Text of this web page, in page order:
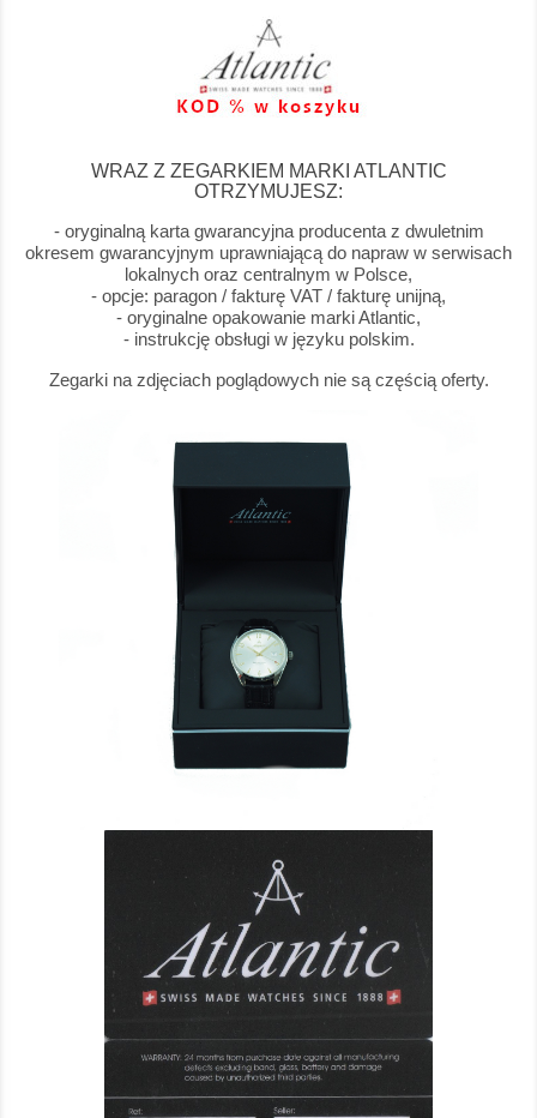
WRAZ Z ZEGARKIEM MARKI ATLANTIC
OTRZYMUJESZ:
- oryginalną karta gwarancyjna producenta z dwuletnim
okresem gwarancyjnym uprawniającą do napraw w serwisach
lokalnych oraz centralnym w Polsce,
- opcje: paragon / fakturę VAT / fakturę unijną,
- oryginalne opakowanie marki Atlantic,
- instrukcję obsługi w języku polskim.
Zegarki na zdjęciach poglądowych nie są częścią oferty.